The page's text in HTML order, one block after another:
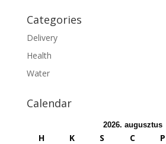
Categories
Delivery
Health
Water
Calendar
2026. augusztus
H K S C P